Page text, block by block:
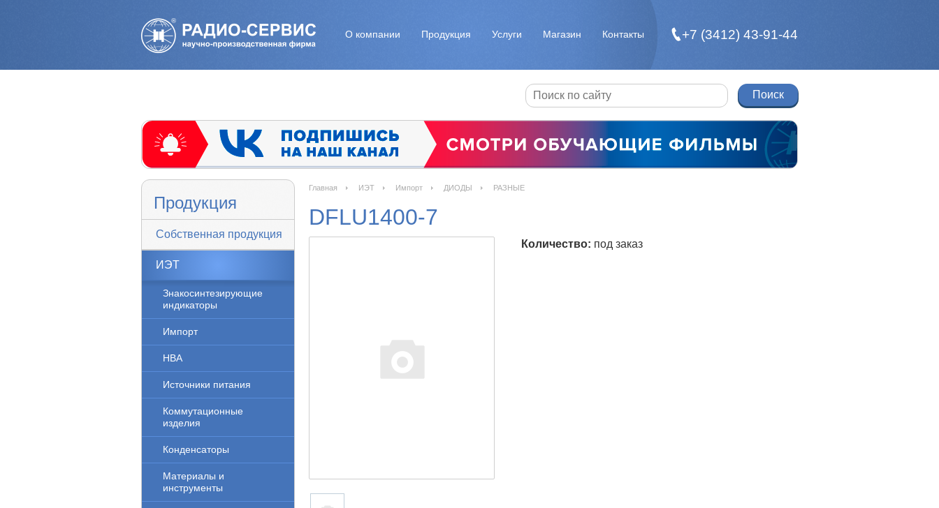
О компании Продукция Услуги Магазин Контакты +7 (3412) 43-91-44
Продукция
Собственная продукция
ИЭТ
Знакосинтезирующие
индикаторы
Импорт
НВА
Источники питания
Коммутационные
изделия
Конденсаторы
Материалы и
инструменты
Главная ИЭТ Импорт ДИОДЫ РАЗНЫЕ
DFLU1400-7
Количество: под заказ